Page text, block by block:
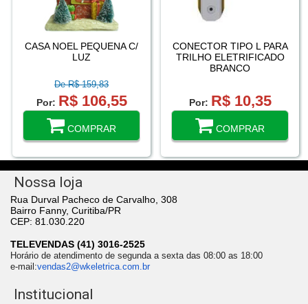
CASA NOEL PEQUENA C/
LUZ
De R$ 159,83
Por: R$ 106,55
COMPRAR
CONECTOR TIPO L PARA
TRILHO ELETRIFICADO
BRANCO
Por: R$ 10,35
COMPRAR
Nossa loja
Rua Durval Pacheco de Carvalho, 308
Bairro Fanny, Curitiba/PR
CEP: 81.030.220
TELEVENDAS (41) 3016-2525
Horário de atendimento de segunda a sexta das 08:00 as 18:00
e-mail:vendas2@wkeletrica.com.br
Institucional